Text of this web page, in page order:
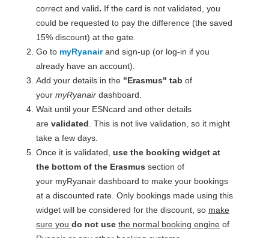
correct and valid. If the card is not validated, you
could be requested to pay the difference (the saved
15% discount) at the gate.
Go to myRyanairand sign-up (or log-in if you
already have an account).
Add your details in the "Erasmus" tab of
your myRyanair dashboard.
Wait until your ESNcard and other details
are validated . This is not live validation, so it might
take a few days.
Once it is validated, use the booking widget at
the bottom of the Erasmus section of
your myRyanair dashboard to make your bookings
at a discounted rate. Only bookings made using this
widget will be considered for the discount, so make
sure you do not use the normal booking engine of